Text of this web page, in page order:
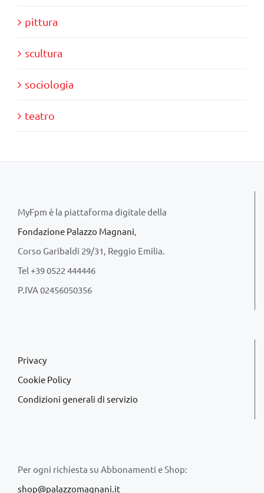
pittura
scultura
sociologia
teatro
MyFpm è la piattaforma digitale della
Fondazione Palazzo Magnani
Corso Garibaldi 29/31, Reggio Emilia.
Tel +39 0522 444446
P.IVA 02456050356
Privacy
Cookie Policy
Condizioni generali di servizio
Per ogni richiesta su Abbonamenti e Shop:
shop@palazzomagnani.it